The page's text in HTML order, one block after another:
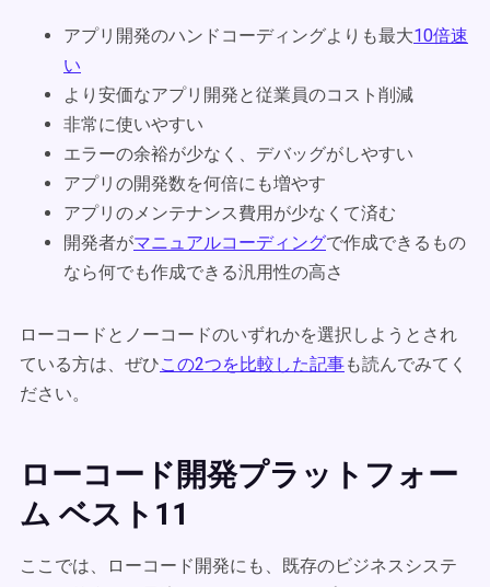
アプリ開発のハンドコーディングよりも最大10倍速
い
より安価なアプリ開発と従業員のコスト削減
非常に使いやすい
エラーの余裕が少なく、デバッグがしやすい
アプリの開発数を何倍にも増やす
アプリのメンテナンス費用が少なくて済む
開発者がマニュアルコーディングで作成できるもの
なら何でも作成できる汎用性の高さ
ローコードとノーコードのいずれかを選択しようとされ
ている方は、ぜひこの2つを比較した記事も読んでみてく
ださい。
ローコード開発プラットフォー
ム ベスト11
ここでは、ローコード開発にも、既存のビジネスシステ